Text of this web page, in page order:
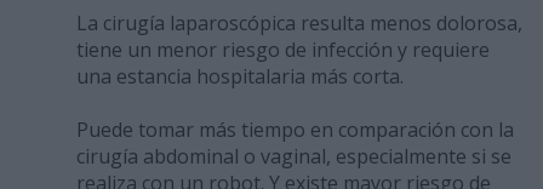
La cirugía laparoscópica resulta menos dolorosa,
tiene un menor riesgo de infección y requiere
una estancia hospitalaria más corta.
Puede tomar más tiempo en comparación con la
cirugía abdominal o vaginal, especialmente si se
realiza con un robot. Y existe mayor riesgo de